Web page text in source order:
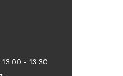
13:00 - 13:30